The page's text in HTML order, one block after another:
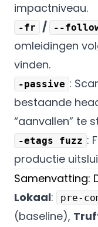
impactniveau.
-fr / --
omleidingen
vinden.
-passive :
bestaande
“aanvallen” te
-etags fuzz :
productie
Samenvatting:
Lokaal: pre-
(baseline),